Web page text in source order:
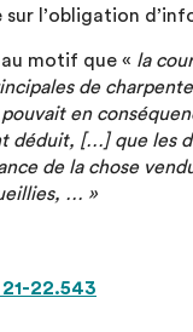
sur l’obligation
motif que « la
de
en
déduit, […] que les
de la chose
… »
22.543